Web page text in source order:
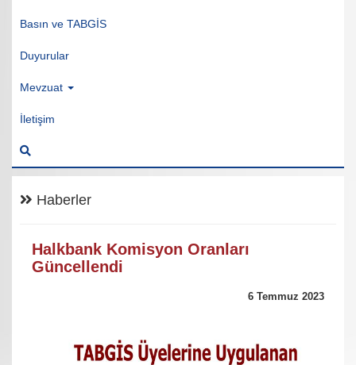
Basın ve TABGİS
Duyurular
Mevzuat
İletişim
Haberler
Halkbank Komisyon Oranları
Güncellendi
6 Temmuz 2023